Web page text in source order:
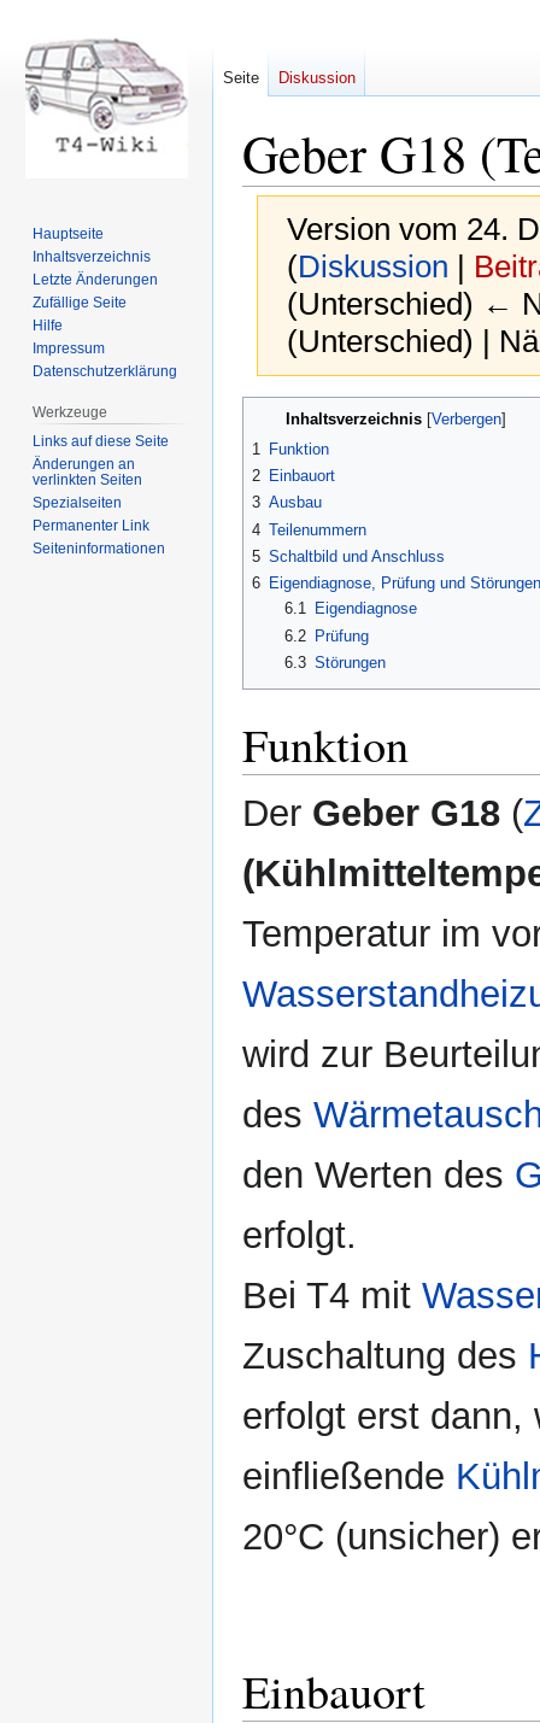
Geber G18
Version vom 24.
(Diskussion |
(Unterschied) ←
(Unterschied) |
Inhaltsverzeichnis
1
Funktion
2 Einbauort
3 Ausbau
4 Teilenummern
5 Schaltbild und Anschluss
6 Eigendiagnose, Prüfung und Störungen
6.1
Eigendiagnose
6.2 Prüfung
6.3 Störungen
Funktion
Der Geber G18 (
Temperatur im
wird zur
des
den Werten des
erfolgt.
Bei T4 mit
Zuschaltung des
erfolgt erst
einfließende
20°C (unsicher)
Einbauort
Seite Diskussion
Hauptseite
Inhaltsverzeichnis
Letzte Änderungen
Zufällige Seite
Hilfe
Impressum
Datenschutzerklärung
Werkzeuge
Links auf diese Seite
Änderungen an
verlinkten Seiten
Spezialseiten
Permanenter Link
Seiten­informationen